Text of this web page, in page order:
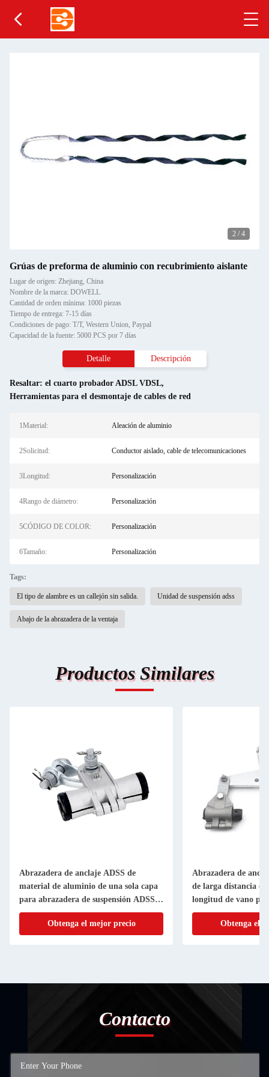
2 / 4
Grúas de preforma de aluminio con recubrimiento aislante
Lugar de origen: Zhejiang, China
Nombre de la marca: DOWELL
Cantidad de orden mínima: 1000 piezas
Tiempo de entrega: 7-15 días
Condiciones de pago: T/T, Western Union, Paypal
Capacidad de la fuente: 5000 PCS por 7 días
Detalle Descripción
Resaltar: el cuarto probador ADSL VDSL,
Herramientas para el desmontaje de cables de red
1Material: Aleación de aluminio
2Solicitud: Conductor aislado, cable de telecomunicaciones
3Longitud: Personalización
4Rango de diámetro: Personalización
5CÓDIGO DE COLOR: Personalización
6Tamaño: Personalización
Tags:
El tipo de alambre es un callejón sin salida. Unidad de suspensión adss
Abajo de la abrazadera de la ventaja
Productos Similares
Abrazadera de anclaje ADSS de
material de aluminio de una sola capa
para abrazadera de suspensión ADSS
de 9-11 mm de diámetro
Obtenga el mejor precio
Abrazadera de
de larga distancia
longitud de vano
Obtenga el
Contacto